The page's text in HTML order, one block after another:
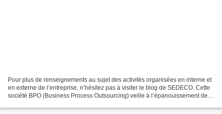
Pour plus de renseignements au sujet des activités organisées en interne et
en externe de l’entreprise, n’hésitez pas à visiter le blog de SEDECO. Cette
société BPO (Business Process Outsourcing) veille à l’épanouissement de